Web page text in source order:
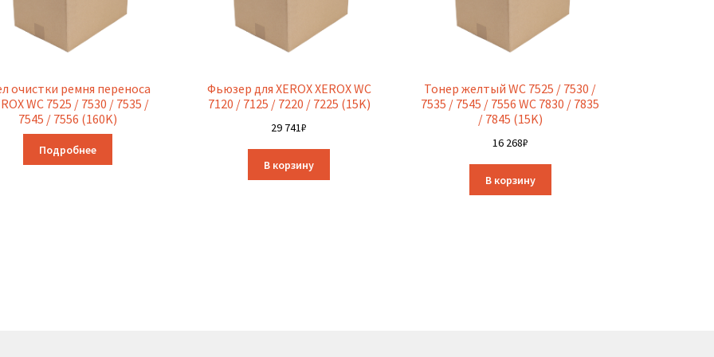
очистки ремня переноса
WC 7525 / 7530 / 7535 /
7545 / 7556 (160K)
Подробнее
Фьюзер для XEROX XEROX WC
7120 / 7125 / 7220 / 7225 (15K)
29 741₽
В корзину
Тонер желтый WC 7525 / 7530 /
7535 / 7545 / 7556 WC 7830 / 7835
/ 7845 (15K)
16 268₽
В корзину